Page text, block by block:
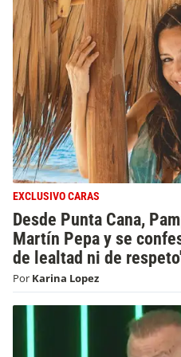
EXCLUSIVO CARAS
Desde Punta Cana,
Martín Pepa y se
de lealtad ni de
Por Karina Lopez